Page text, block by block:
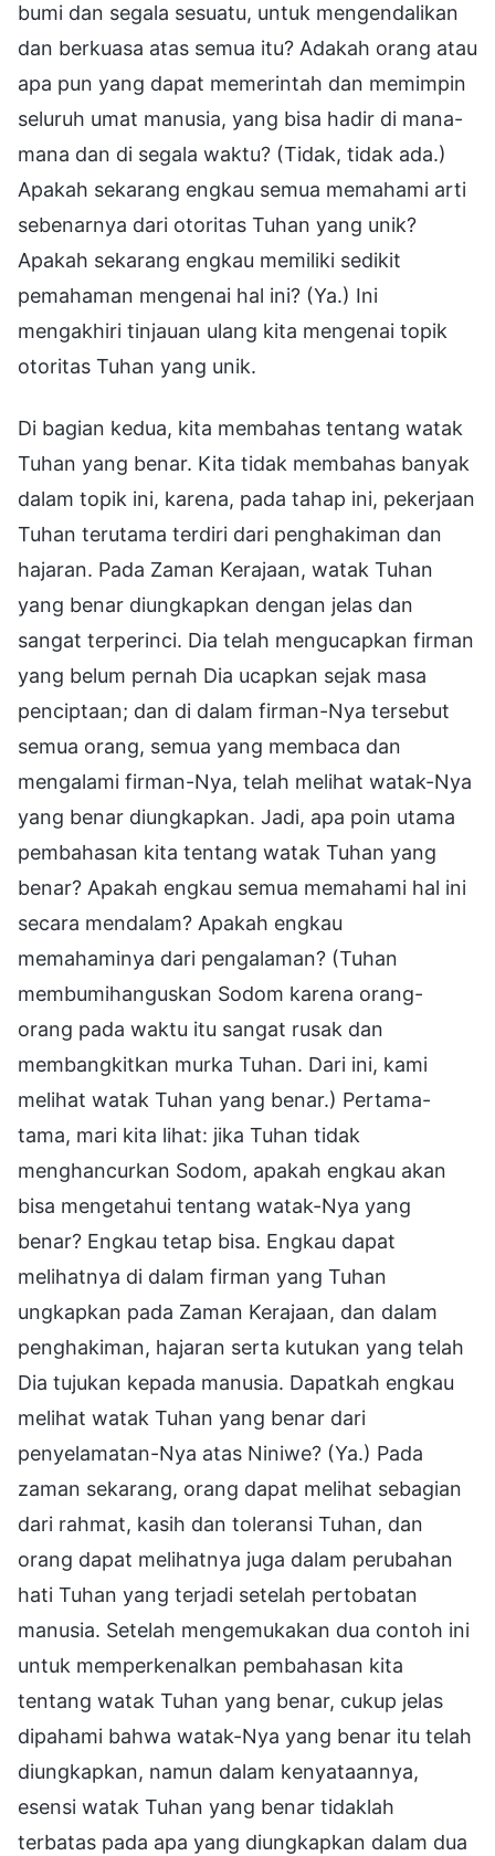
bumi dan segala sesuatu, untuk mengendalikan
dan berkuasa atas semua itu? Adakah orang atau
apa pun yang dapat memerintah dan memimpin
seluruh umat manusia, yang bisa hadir di mana-
mana dan di segala waktu? (Tidak, tidak ada.)
Apakah sekarang engkau semua memahami arti
sebenarnya dari otoritas Tuhan yang unik?
Apakah sekarang engkau memiliki sedikit
pemahaman mengenai hal ini? (Ya.) Ini
mengakhiri tinjauan ulang kita mengenai topik
otoritas Tuhan yang unik.
Di bagian kedua, kita membahas tentang watak
Tuhan yang benar. Kita tidak membahas banyak
dalam topik ini, karena, pada tahap ini, pekerjaan
Tuhan terutama terdiri dari penghakiman dan
hajaran. Pada Zaman Kerajaan, watak Tuhan
yang benar diungkapkan dengan jelas dan
sangat terperinci. Dia telah mengucapkan firman
yang belum pernah Dia ucapkan sejak masa
penciptaan; dan di dalam firman-Nya tersebut
semua orang, semua yang membaca dan
mengalami firman-Nya, telah melihat watak-Nya
yang benar diungkapkan. Jadi, apa poin utama
pembahasan kita tentang watak Tuhan yang
benar? Apakah engkau semua memahami hal ini
secara mendalam? Apakah engkau
memahaminya dari pengalaman? (Tuhan
membumihanguskan Sodom karena orang-
orang pada waktu itu sangat rusak dan
membangkitkan murka Tuhan. Dari ini, kami
melihat watak Tuhan yang benar.) Pertama-
tama, mari kita lihat: jika Tuhan tidak
menghancurkan Sodom, apakah engkau akan
bisa mengetahui tentang watak-Nya yang
benar? Engkau tetap bisa. Engkau dapat
melihatnya di dalam firman yang Tuhan
ungkapkan pada Zaman Kerajaan, dan dalam
penghakiman, hajaran serta kutukan yang telah
Dia tujukan kepada manusia. Dapatkah engkau
melihat watak Tuhan yang benar dari
penyelamatan-Nya atas Niniwe? (Ya.) Pada
zaman sekarang, orang dapat melihat sebagian
dari rahmat, kasih dan toleransi Tuhan, dan
orang dapat melihatnya juga dalam perubahan
hati Tuhan yang terjadi setelah pertobatan
manusia. Setelah mengemukakan dua contoh ini
untuk memperkenalkan pembahasan kita
tentang watak Tuhan yang benar, cukup jelas
dipahami bahwa watak-Nya yang benar itu telah
diungkapkan, namun dalam kenyataannya,
esensi watak Tuhan yang benar tidaklah
terbatas pada apa yang diungkapkan dalam dua